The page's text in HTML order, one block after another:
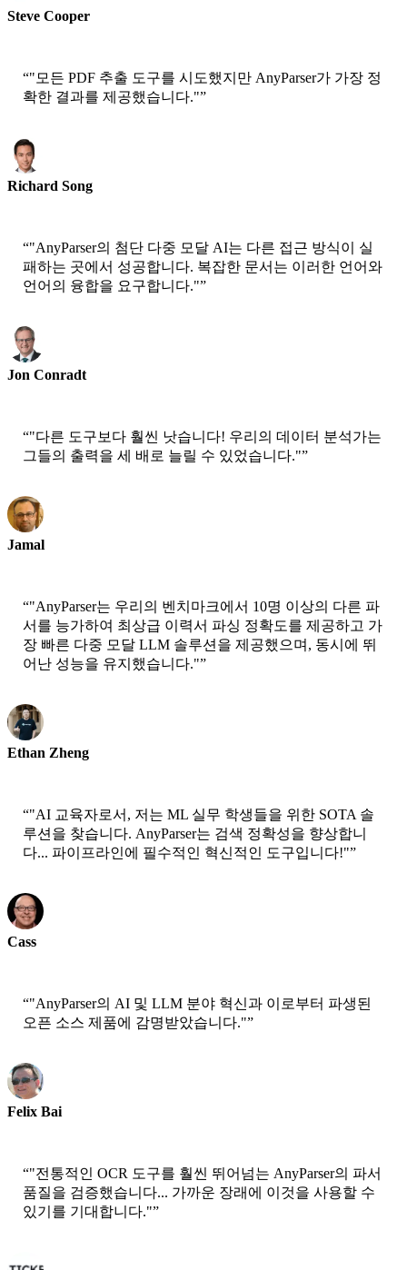
Steve Cooper
“"모든 PDF 추출 도구를 시도했지만 AnyParser가 가장 정
확한 결과를 제공했습니다."”
Richard Song
“"AnyParser의 첨단 다중 모달 AI는 다른 접근 방식이 실
패하는 곳에서 성공합니다. 복잡한 문서는 이러한 언어와
언어의 융합을 요구합니다."”
Jon Conradt
“"다른 도구보다 훨씬 낫습니다! 우리의 데이터 분석가는
그들의 출력을 세 배로 늘릴 수 있었습니다."”
Jamal
“"AnyParser는 우리의 벤치마크에서 10명 이상의 다른 파
서를 능가하여 최상급 이력서 파싱 정확도를 제공하고 가
장 빠른 다중 모달 LLM 솔루션을 제공했으며, 동시에 뛰
어난 성능을 유지했습니다."”
Ethan Zheng
“"AI 교육자로서, 저는 ML 실무 학생들을 위한 SOTA 솔
루션을 찾습니다. AnyParser는 검색 정확성을 향상합니
다... 파이프라인에 필수적인 혁신적인 도구입니다!"”
Cass
“"AnyParser의 AI 및 LLM 분야 혁신과 이로부터 파생된
오픈 소스 제품에 감명받았습니다."”
Felix Bai
“"전통적인 OCR 도구를 훨씬 뛰어넘는 AnyParser의 파서
품질을 검증했습니다... 가까운 장래에 이것을 사용할 수
있기를 기대합니다."”